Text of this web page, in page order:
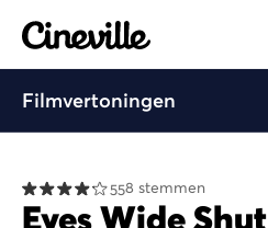
Cineville Logo
Filmvertoningen
558 stemmen
Eyes Wide Shut